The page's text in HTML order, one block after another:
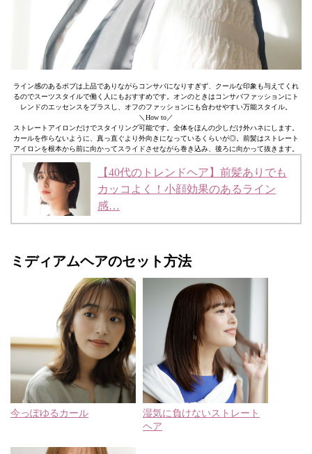
ライン感のあるボブは上品でありながらコンサバになりすぎず、クールな印象も与えてくれ
るのでスーツスタイルで働く人にもおすすめです。オンのときはコンサバファッションにト
レンドのエッセンスをプラスし、オフのファッションにも合わせやすい万能スタイル。
＼How to／
ストレートアイロンだけでスタイリング可能です。全体をほんの少しだけ外ハネにします。
カールを作らないように、真っ直ぐより外向きになっているくらいが◎。前髪はストレート
アイロンを根本から前に向かってスライドさせながら巻き込み、後ろに向かって抜きます。
【40代のトレンドヘア】前髪ありでも
カッコよく！小顔効果のあるライン
感…
ミディアムヘアのセット方法
今っぽゆるカール
湿気に負けないストレート
ヘア